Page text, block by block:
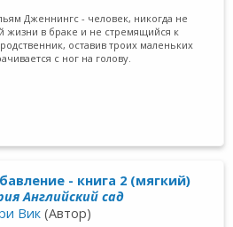
Дженнингс - человек, никогда не
жизни в браке и не стремящийся к
оставив троих маленьких
с ног на голову.
- книга 2 (мягкий)
Английский сад
Вик (Автор)